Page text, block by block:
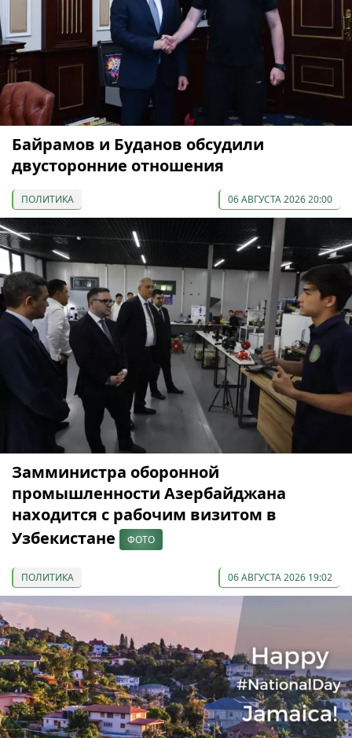
Байрамов и Буданов обсудили
двусторонние отношения
ПОЛИТИКА 06 АВГУСТА 2026 20:00
Замминистра оборонной
промышленности Азербайджана
находится с рабочим визитом в
Узбекистане
ФОТО
ПОЛИТИКА 06 АВГУСТА 2026 19:02